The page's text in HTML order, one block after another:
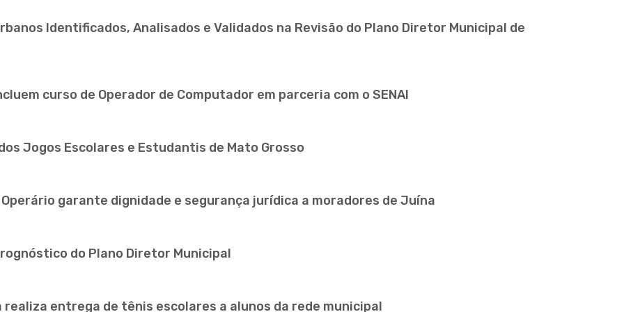
Identificados, Analisados e Validados na Revisão do Plano Diretor Municipal de
curso de Operador de Computador em parceria com o SENAI
Jogos Escolares e Estudantis de Mato Grosso
garante dignidade e segurança jurídica a moradores de Juína
do Plano Diretor Municipal
entrega de tênis escolares a alunos da rede municipal